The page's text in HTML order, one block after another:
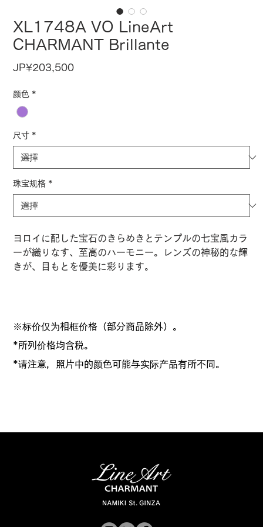
XL1748A VO LineArt
CHARMANT Brillante
JP¥203,500價
颜色 *
尺寸 *
珠宝规格 *
ヨロイに配した宝石のきらめきとテンプルの七宝風カラ
ーが織りなす、至高のハーモニー。レンズの神秘的な輝
きが、目もとを優美に彩ります。
※标价仅为相框价格（部分商品除外）。
*所列价格均含税。
*请注意，照片中的颜色可能与实际产品有所不同。